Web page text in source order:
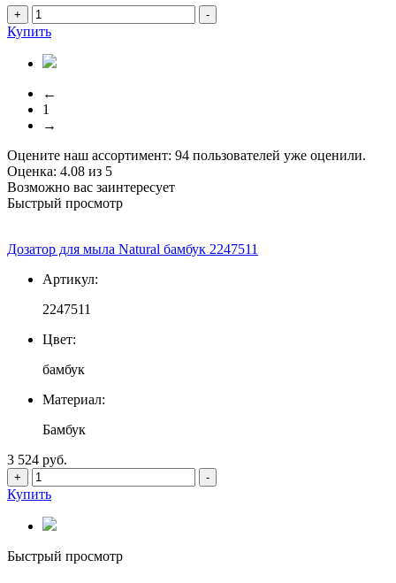
+ -
Купить
←
1
→
Оцените наш ассортимент: 94 пользователей уже оценили.
Оценка: 4.08 из 5
Возможно вас заинтересует
Быстрый просмотр
Дозатор для мыла Natural бамбук 2247511
Артикул:
2247511
Цвет:
бамбук
Материал:
Бамбук
3 524 руб.
+ -
Купить
Быстрый просмотр